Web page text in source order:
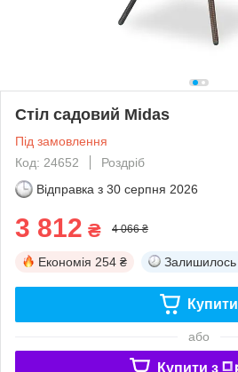
Стіл садовий Midas
Під замовлення
Код: 24652
Роздріб
Відправка з 30 серпня 2026
3 812 ₴ 4 066 ₴
Економія 254 ₴ Залишилось
Купити
або
Купити з